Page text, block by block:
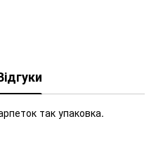
так упаковка.